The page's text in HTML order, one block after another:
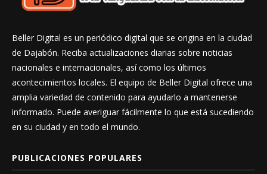
Beller Digital es un periódico digital que se origina en la ciudad
de Dajabón. Reciba actualizaciones diarias sobre noticias
nacionales e internacionales, así como los últimos
acontecimientos locales. El equipo de Beller Digital ofrece una
amplia variedad de contenido para ayudarlo a mantenerse
informado. Puede averiguar fácilmente lo que está sucediendo
en su ciudad y en todo el mundo.
PUBLICACIONES POPULARES